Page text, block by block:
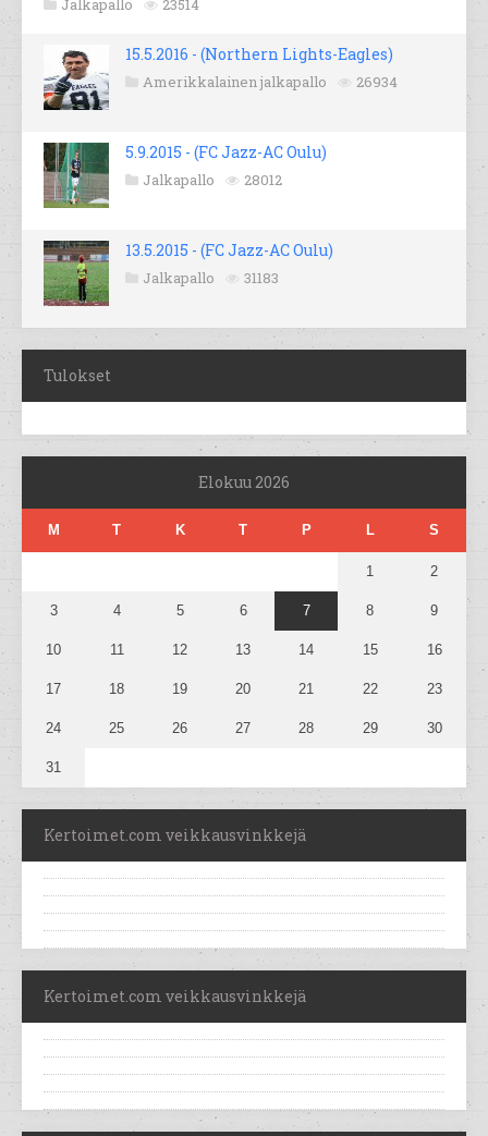
Jalkapallo 23514
15.5.2016 - (Northern Lights-Eagles)
Amerikkalainen jalkapallo 26934
5.9.2015 - (FC Jazz-AC Oulu)
Jalkapallo 28012
13.5.2015 - (FC Jazz-AC Oulu)
Jalkapallo 31183
Tulokset
Elokuu 2026
M T K T P L S
1 2
3 4 5 6 7 8 9
10 11 12 13 14 15 16
17 18 19 20 21 22 23
24 25 26 27 28 29 30
31
Kertoimet.com veikkausvinkkejä
Kertoimet.com veikkausvinkkejä